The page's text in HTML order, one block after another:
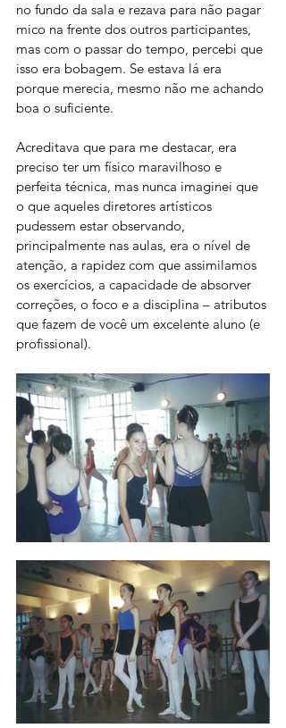
no fundo da sala e rezava para não pagar
mico na frente dos outros participantes,
mas com o passar do tempo, percebi que
isso era bobagem. Se estava lá era
porque merecia, mesmo não me achando
boa o suficiente.
Acreditava que para me destacar, era
preciso ter um físico maravilhoso e
perfeita técnica, mas nunca imaginei que
o que aqueles diretores artísticos
pudessem estar observando,
principalmente nas aulas, era o nível de
atenção, a rapidez com que assimilamos
os exercícios, a capacidade de absorver
correções, o foco e a disciplina – atributos
que fazem de você um excelente aluno (e
profissional).